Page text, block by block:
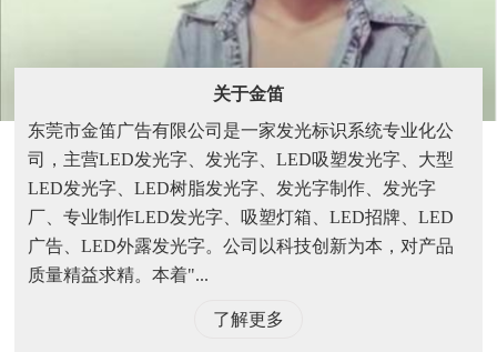
关于金笛
东莞市金笛广告有限公司是一家发光标识系统专业化公
司，主营LED发光字、发光字、LED吸塑发光字、大型
LED发光字、LED树脂发光字、发光字制作、发光字
厂、专业制作LED发光字、吸塑灯箱、LED招牌、LED
广告、LED外露发光字。公司以科技创新为本，对产品
质量精益求精。本着"...
了解更多